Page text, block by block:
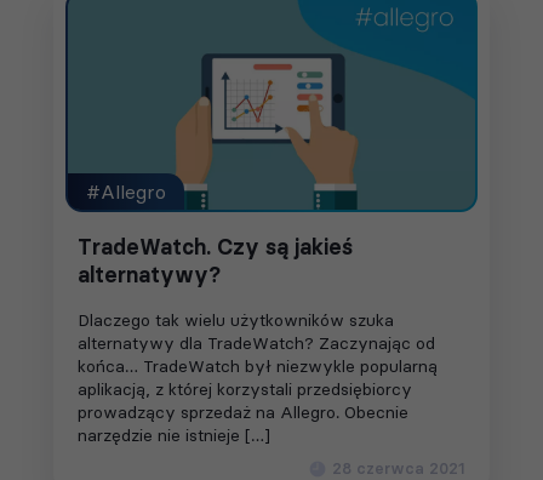
#Allegro
TradeWatch. Czy są jakieś
alternatywy?
Dlaczego tak wielu użytkowników szuka
alternatywy dla TradeWatch? Zaczynając od
końca… TradeWatch był niezwykle popularną
aplikacją, z której korzystali przedsiębiorcy
prowadzący sprzedaż na Allegro. Obecnie
narzędzie nie istnieje […]
28 czerwca 2021